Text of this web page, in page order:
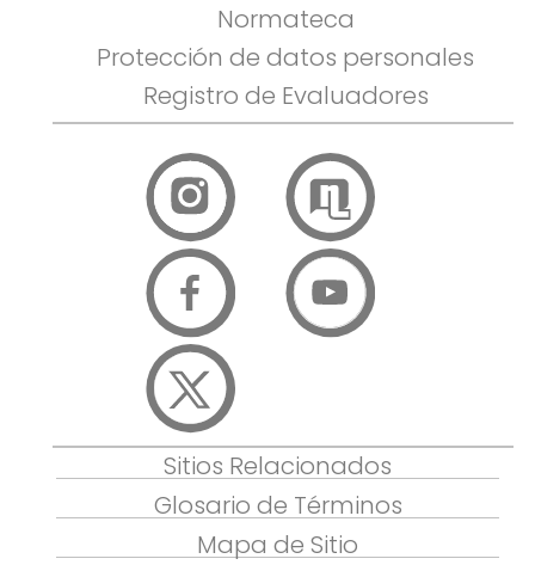
Normateca
Protección de datos personales
Registro de Evaluadores
Sitios Relacionados
Glosario de Términos
Mapa de Sitio